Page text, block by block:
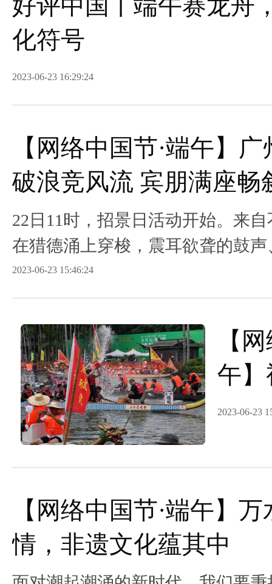
好评中国丨端午赛龙舟
化符号
2023-06-23 16:29:24
【网络中国节·端午】
破浪竞风流 宾朋满座畅
22日11时，招景日活动开始。来
在猎德涌上穿梭，震耳欲聋的鼓
彼伏。
2023-06-23 15:46:24
【
午】
湾湖
2023-06-23
【网络中国节·端午】
情，非遗文化蕴其中